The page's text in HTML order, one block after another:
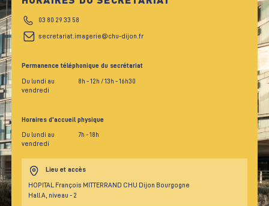
03 80 29 33 58
secretariat.imagerie@chu-dijon.fr
Permanence téléphonique du secrétariat
Du lundi au
vendredi
8h - 12h / 13h - 16h30
Horaires d'accueil physique
Du lundi au
vendredi
7h - 18h
Lieu et accès
HOPITAL François MITTERRAND CHU Dijon Bourgogne
Hall A, niveau - 2